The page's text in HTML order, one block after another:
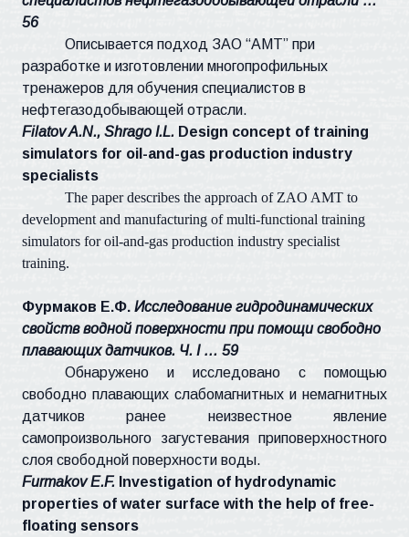
56
Описывается подход ЗАО “АМТ” при
разработке и изготовлении многопрофильных
тренажеров для обучения специалистов в
нефтегазодобывающей отрасли.
Filatov A.N., Shrago I.L. Design concept of training
simulators for oil-and-gas production industry
specialists
The paper describes the approach of ZAO AMT to
development and manufacturing of multi-functional training
simulators for oil-and-gas production industry specialist
training.
Фурмаков Е.Ф. Исследование гидродинамических
свойств водной поверхности при помощи свободно
плавающих датчиков. Ч. I… 59
Обнаружено и исследовано с помощью
свободно плавающих слабомагнитных и немагнитных
датчиков ранее неизвестное явление
самопроизвольного загустевания приповерхностного
слоя свободной поверхности воды.
Furmakov E.F. Investigation of hydrodynamic
properties of water surface with the help of free-
floating sensors